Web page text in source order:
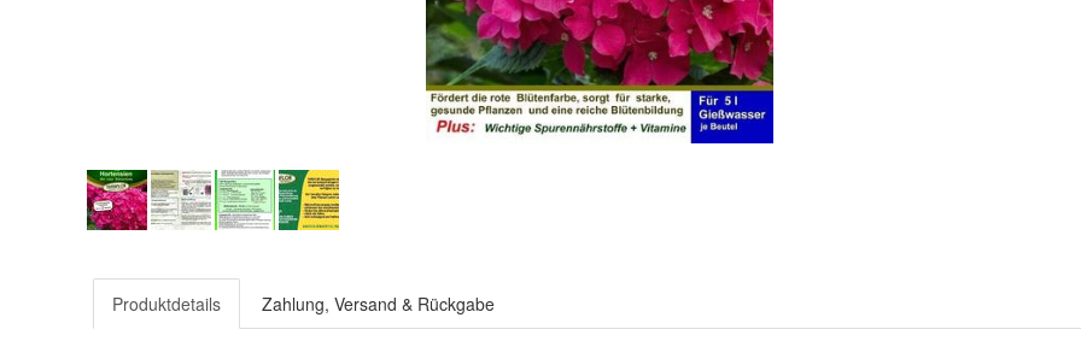
Produktdetails Zahlung, Versand & Rückgabe